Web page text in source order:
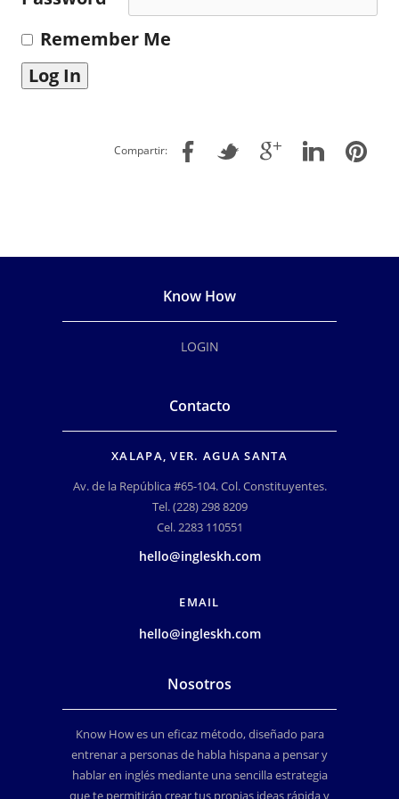
Remember Me
Compartir:
Know How
LOGIN
Contacto
XALAPA, VER. AGUA SANTA
Av. de la República #65-104. Col. Constituyentes.
Tel. (228) 298 8209
Cel. 2283 110551
hello@ingleskh.com
EMAIL
hello@ingleskh.com
Nosotros
Know How es un eficaz método, diseñado para
entrenar a personas de habla hispana a pensar y
hablar en inglés mediante una sencilla estrategia
que te permitirán crear tus propias ideas rápida y